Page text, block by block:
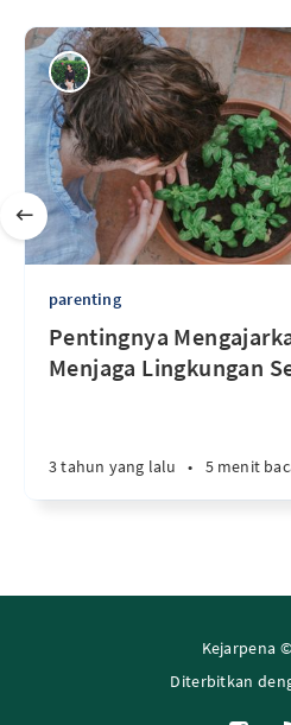
parenting
Pentingnya
Menjaga Lingkungan
3 tahun yang lalu • 5 menit
Kejarpena
Diterbitkan